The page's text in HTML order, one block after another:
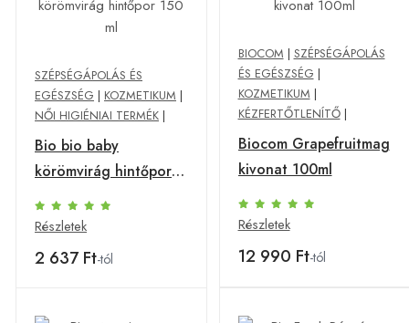
SZÉPSÉGÁPOLÁS ÉS
EGÉSZSÉG | KOZMETIKUM |
NŐI HIGIÉNIAI TERMÉK |
Bio bio baby
körömvirág hintőpor
150 ml
Részletek
2 637 Ft-tól
BIOCOM | SZÉPSÉGÁPOLÁS
ÉS EGÉSZSÉG |
KOZMETIKUM |
KÉZFERTŐTLENÍTŐ|
Biocom Grapefruitmag
kivonat 100ml
Részletek
12 990 Ft-tól